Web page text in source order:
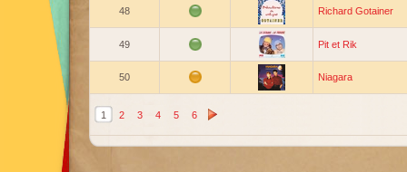
48 Richard Gotainer
49 Pit et Rik
50 Niagara
1 2 3 4 5 6